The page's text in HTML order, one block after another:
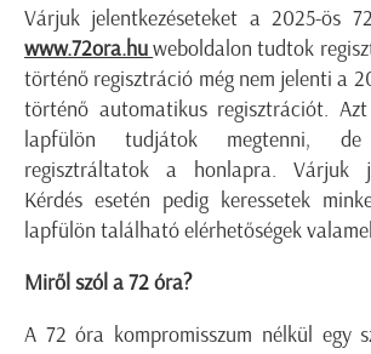
Várjuk jelentkezéseteket a 2025-ös
www.72ora.huweboldalon tudtok
történő regisztráció még nem jelenti a
történő automatikus regisztrációt. Azt
lapfülön tudjátok megtenni,
regisztráltatok a honlapra. Várjuk
Kérdés esetén pedig keressetek
lapfülön található elérhetőségek
Miről szól a 72 óra?
A 72 óra kompromisszum nélkül egy